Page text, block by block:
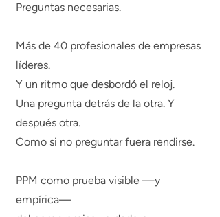
Preguntas necesarias.
Más de 40 profesionales de empresas
líderes.
Y un ritmo que desbordó el reloj.
Una pregunta detrás de la otra. Y
después otra.
Como si no preguntar fuera rendirse.
PPM como prueba visible —y
empírica—